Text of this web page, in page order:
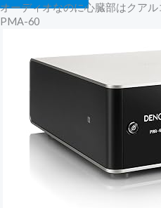
オーディオなのに心臓部はクア
PMA-60